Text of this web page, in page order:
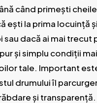
când primești
ești la prima locuință
sau dacă ai mai trecut
și simplu condiții
tale. Important
drumului îl
și transparență.